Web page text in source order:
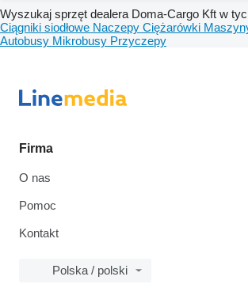
Wyszukaj sprzęt dealera Doma-Cargo Kft w
Ciągniki siodłowe Naczepy Ciężarówki
Autobusy Mikrobusy Przyczepy
Firma
O nas
Pomoc
Kontakt
Polska / polski